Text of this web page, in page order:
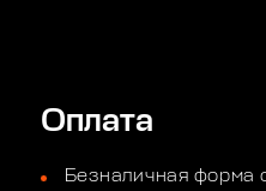
Оплата
Безналичная форма